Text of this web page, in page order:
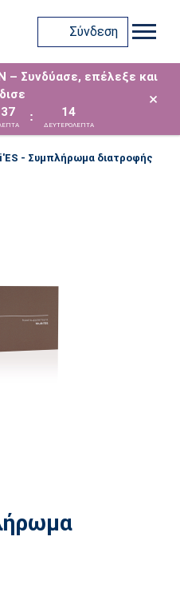
Σύνδεση
Συνδύασε, επέλεξε και
37 : 13
ΔΕΥΤΕΡΟΛΕΠΤΑ
×
- Συμπλήρωμα διατροφής